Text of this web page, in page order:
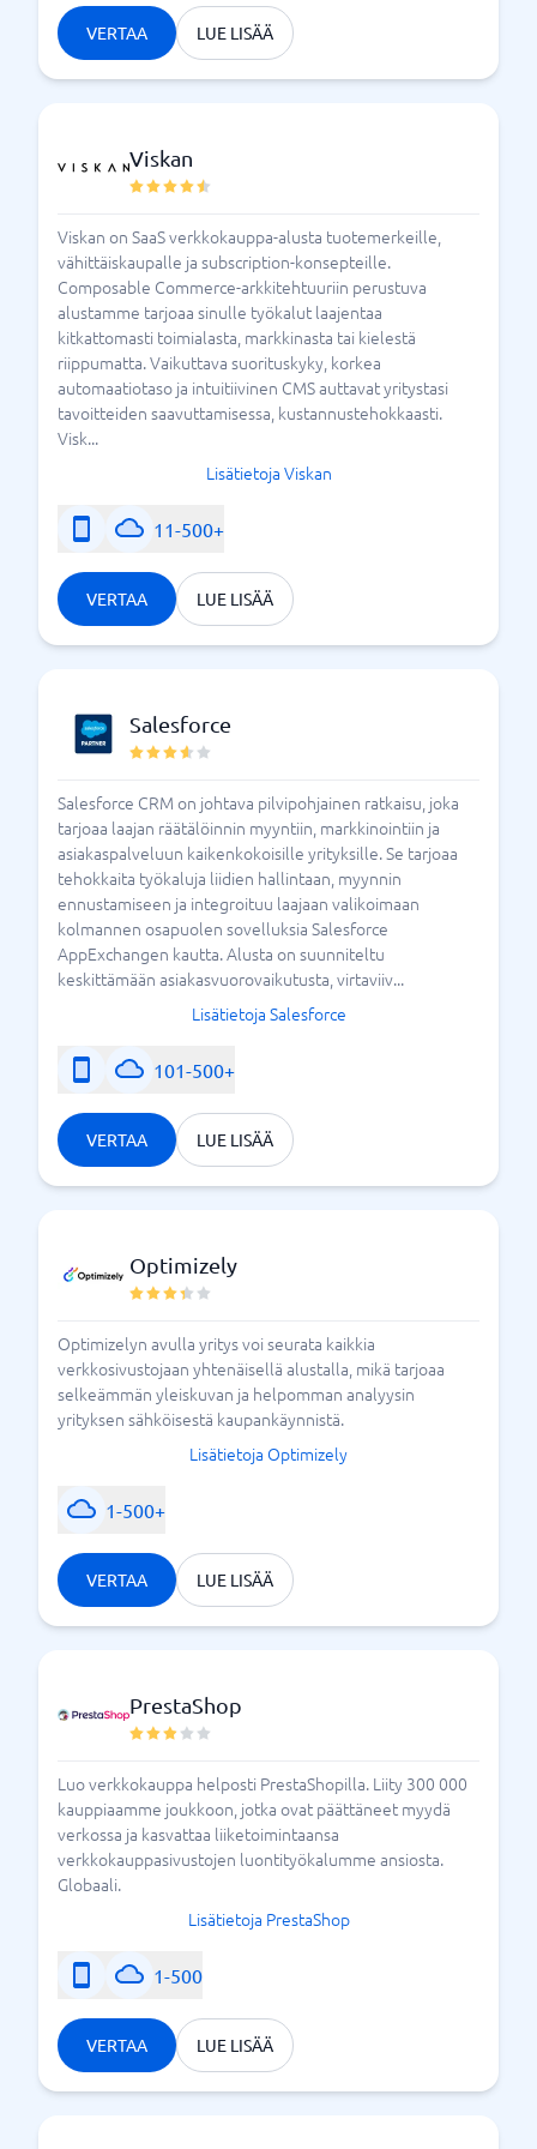
kaupankäynnin alustoja ja valitse paras
palveluntarjoaja omasi perusteella tarpeet ja
vaatimukset.
huomioon valittaessa
verkkokaupan?
Verkkokaupan valinta ei ole päätös, jonka sinun pitäisi
tehdä silmänräpäyksessä, mutta jos noudatat
muutamia yksinkertaisia ​​​​vinkkejä, se on helpompaa:
Yksinkertainen asennus
Tämä on myymäläsi - digitaalisessa muodossa!
Myymälällä tulee olla houkutteleva ulkonäkö ja
tilauksen tekemisen tulee olla helppoa ja sen
Navigoinnin tulee tuntua selkeältä ja oston tulee olla
Maksamisen pitäisi olla helppoa.
Mobiiliystävällinen
rullaavat olohuoneen sohvalla vai seisovatko jonossa
ruokakaupassa. Verkkokauppa-alustasi suunnittelun ja
et menetä asiakkaita.
Skaalautuvuus
Mitkä ovat tavoitteesi yrityksesi kanssa? Löydä
sähköisen kaupankäynnin alustaratkaisu, jonka avulla
voit kasvaa ja joka voi laajentua. Älä myöskään
unohda, että alustan on kestettävä korkeampi
käyttöaste tiettyinä aikoina. Et halua alustaa, jossa sen
takana oleva tekniikka on horjuvaa ja hauras ja joka
estää sinua kasvamasta.
täältä kanssamme BusinessWithissä.
VERTAA LUE LISÄÄ
Viskan
Viskan on SaaS verkkokauppa-alusta tuotemerkeille,
vähittäiskaupalle ja subscription-konsepteille.
Composable Commerce-arkkitehtuuriin perustuva
alustamme tarjoaa sinulle työkalut laajentaa
kitkattomasti toimialasta, markkinasta tai kielestä
riippumatta. Vaikuttava suorituskyky, korkea
automaatiotaso ja intuitiivinen CMS auttavat yritystasi
tavoitteiden saavuttamisessa, kustannustehokkaasti.
Visk...
Lisätietoja Viskan
11-500+
VERTAA LUE LISÄÄ
Salesforce
Salesforce CRM on johtava pilvipohjainen ratkaisu, joka
tarjoaa laajan räätälöinnin myyntiin, markkinointiin ja
asiakaspalveluun kaikenkokoisille yrityksille. Se tarjoaa
tehokkaita työkaluja liidien hallintaan, myynnin
ennustamiseen ja integroituu laajaan valikoimaan
kolmannen osapuolen sovelluksia Salesforce
AppExchangen kautta. Alusta on suunniteltu
keskittämään asiakasvuorovaikutusta, virtaviiv...
Lisätietoja Salesforce
101-500+
VERTAA LUE LISÄÄ
Optimizely
Optimizelyn avulla yritys voi seurata kaikkia
verkkosivustojaan yhtenäisellä alustalla, mikä tarjoaa
selkeämmän yleiskuvan ja helpomman analyysin
yrityksen sähköisestä kaupankäynnistä.
Lisätietoja Optimizely
1-500+
VERTAA LUE LISÄÄ
PrestaShop
Luo verkkokauppa helposti PrestaShopilla. Liity 300 000
kauppiaamme joukkoon, jotka ovat päättäneet myydä
verkossa ja kasvattaa liiketoimintaansa
verkkokauppasivustojen luontityökalumme ansiosta.
Globaali.
Lisätietoja PrestaShop
1-500
VERTAA LUE LISÄÄ